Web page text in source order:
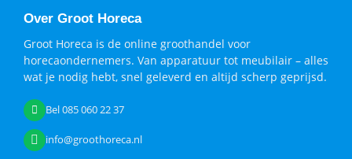
Over Groot Horeca
Groot Horeca is de online groothandel voor
horecaondernemers. Van apparatuur tot meubilair – alles
wat je nodig hebt, snel geleverd en altijd scherp geprijsd.
Bel 085 060 22 37
info@groothoreca.nl